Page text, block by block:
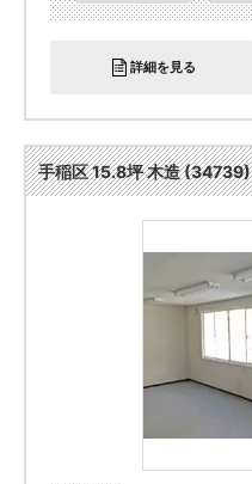
詳細を見る
手稲区 15.8坪 木造 (34739)